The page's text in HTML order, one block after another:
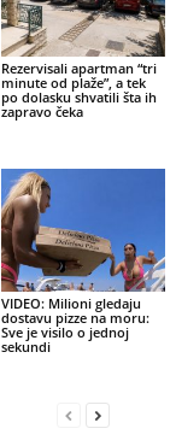
Rezervisali apartman “tri
minute od plaže”, a tek
po dolasku shvatili šta ih
zapravo čeka
VIDEO: Milioni gledaju
dostavu pizze na moru:
Sve je visilo o jednoj
sekundi